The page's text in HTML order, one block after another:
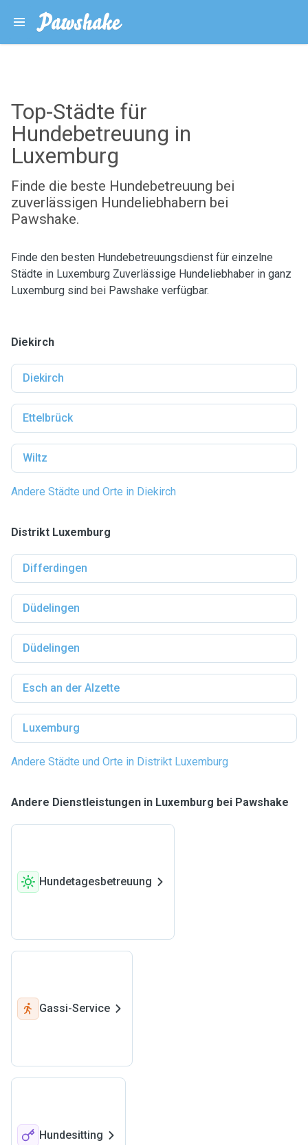
Top-Städte für
Hundebetreuung in
Luxemburg
Finde die beste Hundebetreuung bei
zuverlässigen Hundeliebhabern bei
Pawshake.
Finde den besten Hundebetreuungsdienst für einzelne
Städte in Luxemburg Zuverlässige Hundeliebhaber in ganz
Luxemburg sind bei Pawshake verfügbar.
Diekirch
Diekirch
Ettelbrück
Wiltz
Andere Städte und Orte in Diekirch
Distrikt Luxemburg
Differdingen
Düdelingen
Düdelingen
Esch an der Alzette
Luxemburg
Andere Städte und Orte in Distrikt Luxemburg
Andere Dienstleistungen in Luxemburg bei Pawshake
Hundetagesbetreuung
Gassi-Service
Hundesitting